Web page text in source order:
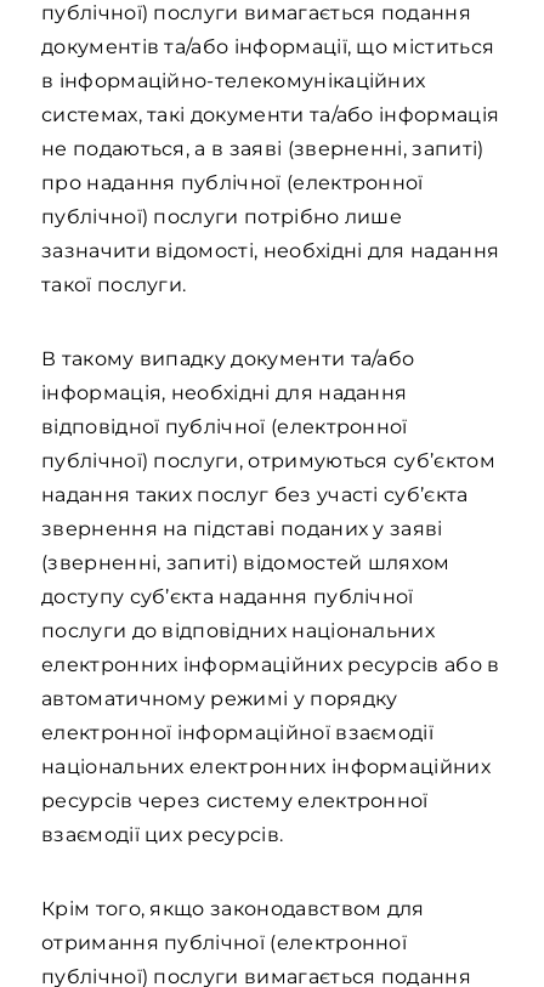
публічної) послуги вимагається подання
документів та/або інформації, що міститься
в інформаційно-телекомунікаційних
системах, такі документи та/або інформація
не подаються, а в заяві (зверненні, запиті)
про надання публічної (електронної
публічної) послуги потрібно лише
зазначити відомості, необхідні для надання
такої послуги.
В такому випадку документи та/або
інформація, необхідні для надання
відповідної публічної (електронної
публічної) послуги, отримуються суб’єктом
надання таких послуг без участі суб’єкта
звернення на підставі поданих у заяві
(зверненні, запиті) відомостей шляхом
доступу суб’єкта надання публічної
послуги до відповідних національних
електронних інформаційних ресурсів або в
автоматичному режимі у порядку
електронної інформаційної взаємодії
національних електронних інформаційних
ресурсів через систему електронної
взаємодії цих ресурсів.
Крім того, якщо законодавством для
отримання публічної (електронної
публічної) послуги вимагається подання